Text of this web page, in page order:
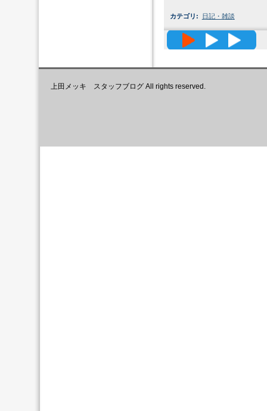
カテゴリ : 日記・雑談
高精度メ
上田メッキ スタッフブログ All rights reserved.